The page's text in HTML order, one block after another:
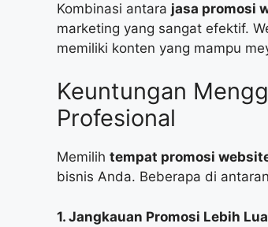
Kombinasi antara jasa promosi
marketing yang sangat efektif.
memiliki konten yang mampu
Keuntungan
Profesional
Memilih tempat promosi
bisnis Anda. Beberapa di
1. Jangkauan Promosi Lebih